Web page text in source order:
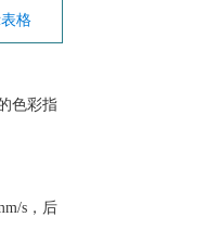
表格
色彩指
s，后